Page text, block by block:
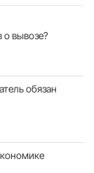
о вывозе?
обязан